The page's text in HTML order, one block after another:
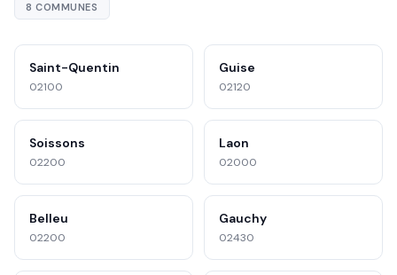
8 COMMUNES
Saint-Quentin
02100
Guise
02120
Soissons
02200
Laon
02000
Belleu
02200
Gauchy
02430